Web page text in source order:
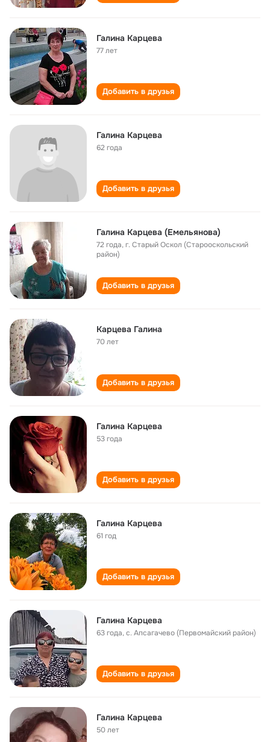
Галина Карцева
77 лет
Добавить в друзья
Галина Карцева
62 года
Добавить в друзья
Галина Карцева (Емельянова)
72 года,г. Старый Оскол (Старооскольский
район)
Добавить в друзья
Карцева Галина
70 лет
Добавить в друзья
Галина Карцева
53 года
Добавить в друзья
Галина Карцева
61 год
Добавить в друзья
Галина Карцева
63 года,с. Апсагачево (Первомайский район)
Добавить в друзья
Галина Карцева
50 лет